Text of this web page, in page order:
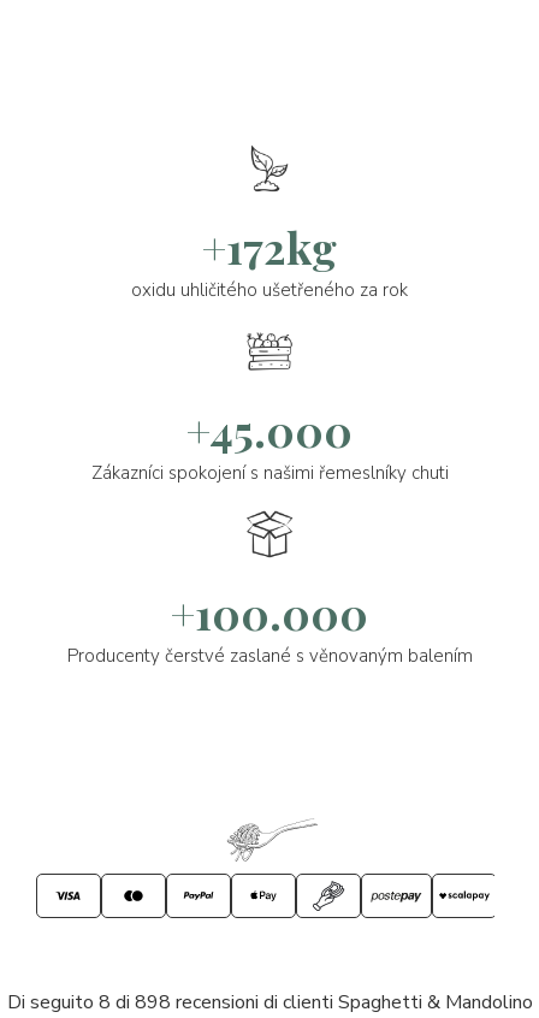
+172kg
oxidu uhličitého ušetřeného za rok
+45.000
Zákazníci spokojení s našimi řemeslníky chuti
+100.000
Producenty čerstvé zaslané s věnovaným balením
Di seguito 8 di 898 recensioni di clienti Spaghetti & Mandolino